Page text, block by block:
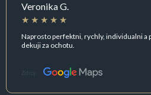
Veronika G.
Naprosto perfektni, rychly, individualni a
dekuji za ochotu.
Zdroj: